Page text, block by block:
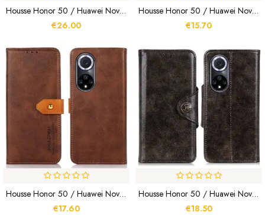
Housse Honor 50 / Huawei Nova 9 Cuir Litchi KHAZNEH
€26.00
Housse Honor 50 / Huawei Nova 9 Effet Cuir Fashion KHAZNEH
€15.70
Housse Honor 50 / Huawei Nova 9 Avec Sangle KHAZNEH
€17.60
Housse Honor 50 / Huawei Nova 9 Simili Cuir Brillant KHAZNEH
€18.50